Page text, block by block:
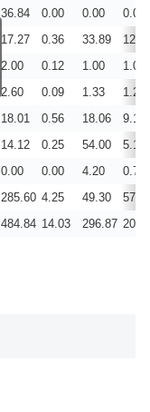
36.84 0.00 0.00
0.00
17.27 0.36 33.89
2.00 0.12 1.00
1.00
2.60 0.09 1.33
1.27
18.01 0.56 18.06
9.12
14.12 0.25 54.00
5.10
0.00 0.00 4.20
0.70
285.60 4.25 49.30
484.84 14.03 296.87